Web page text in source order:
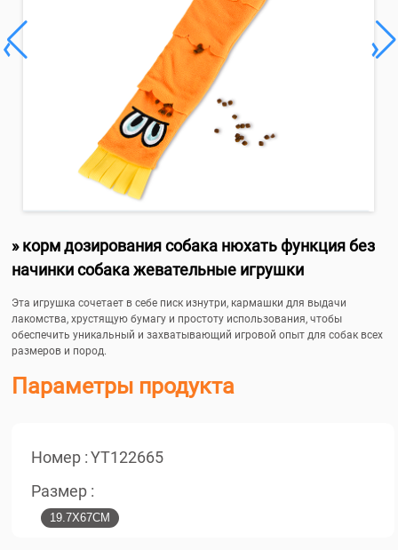
» корм дозирования собака нюхать функция без
начинки собака жевательные игрушки
Эта игрушка сочетает в себе писк изнутри, кармашки для выдачи
лакомства, хрустящую бумагу и простоту использования, чтобы
обеспечить уникальный и захватывающий игровой опыт для собак всех
размеров и пород.
Параметры продукта
Номер : YT122665
Размер :
19.7X67CM